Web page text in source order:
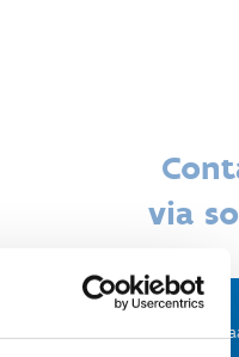
via
Facebook
Stel ons een